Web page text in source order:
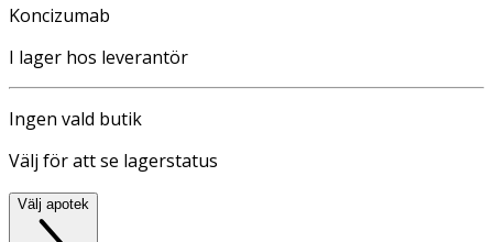
Koncizumab
I lager hos leverantör
Ingen vald butik
Välj för att se lagerstatus
Välj apotek